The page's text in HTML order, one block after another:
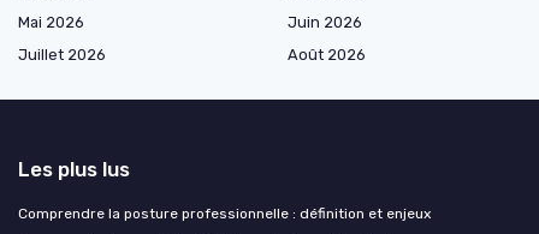
Mai 2026
Juin 2026
Juillet 2026
Août 2026
Les plus lus
Comprendre la posture professionnelle : définition et enjeux